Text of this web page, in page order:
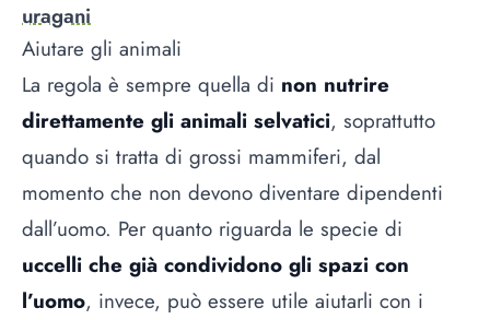
uragani
Aiutare gli animali
La regola è sempre quella di non nutrire
direttamente gli animali selvatici, soprattutto
quando si tratta di grossi mammiferi, dal
momento che non devono diventare dipendenti
dall’uomo. Per quanto riguarda le specie di
uccelli che già condividono gli spazi con
l’uomo, invece, può essere utile aiutarli con i